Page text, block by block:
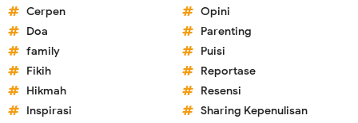
Cerpen
Doa
family
Fikih
Hikmah
Inspirasi
Opini
Parenting
Puisi
Reportase
Resensi
Sharing Kepenulisan